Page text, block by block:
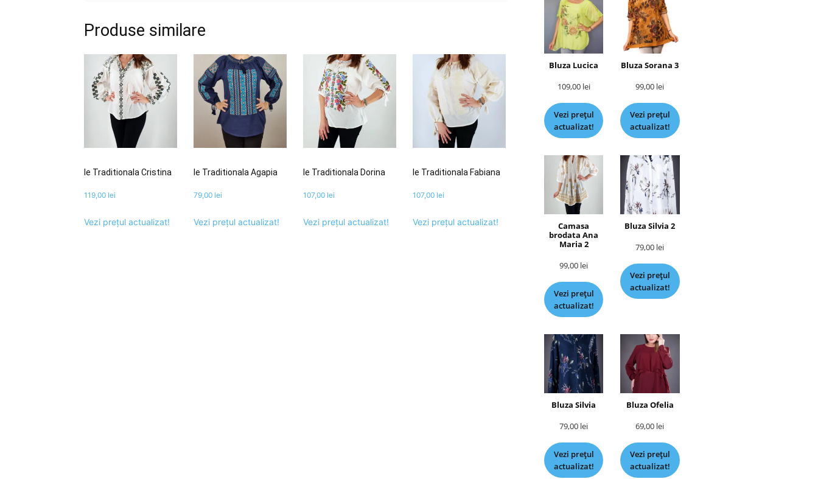
Produse similare
Ie Traditionala Cristina
119,00 lei
Vezi prețul actualizat!
Ie Traditionala Agapia
79,00 lei
Vezi prețul actualizat!
Ie Traditionala Dorina
107,00 lei
Vezi prețul actualizat!
Ie Traditionala Fabiana
107,00 lei
Vezi prețul actualizat!
Bluza Lucica
109,00 lei
Vezi prețul
actualizat!
Bluza Sorana 3
99,00 lei
Vezi prețul
actualizat!
Camasa
brodata Ana
Maria 2
99,00 lei
Vezi prețul
actualizat!
Bluza Silvia 2
79,00 lei
Vezi prețul
actualizat!
Bluza Silvia
79,00 lei
Vezi prețul
actualizat!
Bluza Ofelia
69,00 lei
Vezi prețul
actualizat!